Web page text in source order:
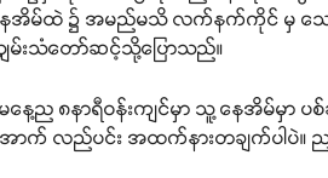
အိမ်ထဲ ၌ အမည်မသိ လက်နက်ကိုင် မှ သေ
မ်းသံတော်ဆင့်သို့ပြောသည်။
မနေ့ည ၈နာရီဝန်းကျင်မှာ သူ့ နေအိမ်မှ
ာက် လည်ပင်း အထက်နားတချက်ပါပဲ။